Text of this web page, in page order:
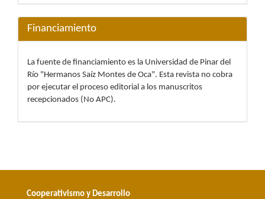
Financiamiento
La fuente de financiamiento es la Universidad de Pinar del
Río "Hermanos Saíz Montes de Oca". Esta revista no cobra
por ejecutar el proceso editorial a los manuscritos
recepcionados (No APC).
Cooperativismo y Desarrollo